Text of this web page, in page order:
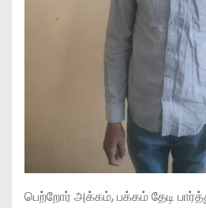
பெற்றோர் அக்கம், பக்கம் தேடி